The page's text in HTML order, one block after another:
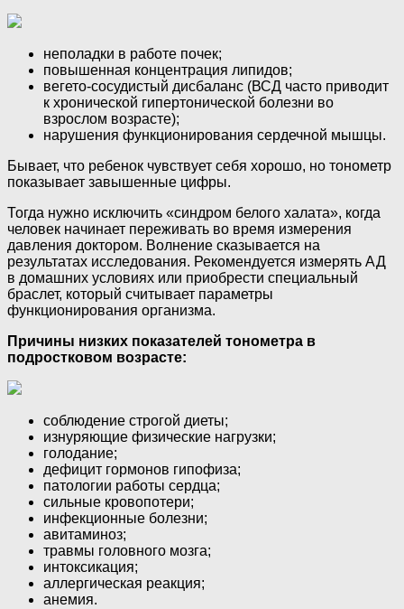
неполадки в работе почек;
повышенная концентрация липидов;
вегето-сосудистый дисбаланс (ВСД часто приводит
к хронической гипертонической болезни во
взрослом возрасте);
нарушения функционирования сердечной мышцы.
Бывает, что ребенок чувствует себя хорошо, но тонометр
показывает завышенные цифры.
Тогда нужно исключить «синдром белого халата», когда
человек начинает переживать во время измерения
давления доктором. Волнение сказывается на
результатах исследования. Рекомендуется измерять АД
в домашних условиях или приобрести специальный
браслет, который считывает параметры
функционирования организма.
Причины низких показателей тонометра в
подростковом возрасте:
соблюдение строгой диеты;
изнуряющие физические нагрузки;
голодание;
дефицит гормонов гипофиза;
патологии работы сердца;
сильные кровопотери;
инфекционные болезни;
авитаминоз;
травмы головного мозга;
интоксикация;
аллергическая реакция;
анемия.